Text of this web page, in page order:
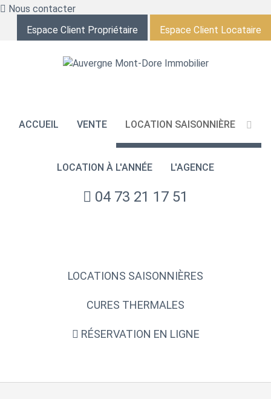
Nous contacter
Espace Client Propriétaire
Espace Client Locataire
ACCUEIL VENTE LOCATION SAISONNIÈRE
LOCATION À L'ANNÉE L'AGENCE
04 73 21 17 51
LOCATIONS SAISONNIÈRES
CURES THERMALES
RÉSERVATION EN LIGNE